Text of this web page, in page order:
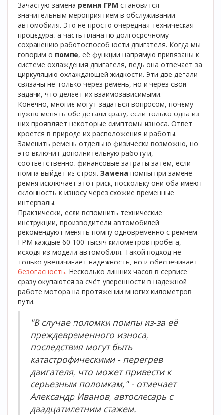
Зачастую замена ремня ГРМ становится
значительным мероприятием в обслуживании
автомобиля. Это не просто очередная техническая
процедура, а часть плана по долгосрочному
сохранению работоспособности двигателя. Когда мы
говорим о помпе, её функции напрямую привязаны к
системе охлаждения двигателя, ведь она отвечает за
циркуляцию охлаждающей жидкости. Эти две детали
связаны не только через ремень, но и через свои
задачи, что делает их взаимозависимыми.
Конечно, многие могут задаться вопросом, почему
нужно менять обе детали сразу, если только одна из
них проявляет некоторые симптомы износа. Ответ
кроется в природе их расположения и работы.
Заменить ремень отдельно физически возможно, но
это включит дополнительную работу и,
соответственно, финансовые затраты затем, если
помпа выйдет из строя. Замена помпы при замене
ремня исключает этот риск, поскольку они оба имеют
склонность к износу через схожие временные
интервалы.
Практически, если вспомнить технические
инструкции, производители автомобилей
рекомендуют менять помпу одновременно с ремнём
ГРМ каждые 60-100 тысяч километров пробега,
исходя из модели автомобиля. Такой подход не
только увеличивает надежность, но и обеспечивает
безопасность. Несколько лишних часов в сервисе
сразу окупаются за счёт уверенности в надежной
работе мотора на протяжении многих километров
пути.
"В случае поломки помпы из-за её
преждевременного износа,
последствия могут быть
катастрофическими - перегрев
двигателя, что может привести к
серьезным поломкам," - отмечает
Александр Иванов, автослесарь с
двадцатилетним стажем.